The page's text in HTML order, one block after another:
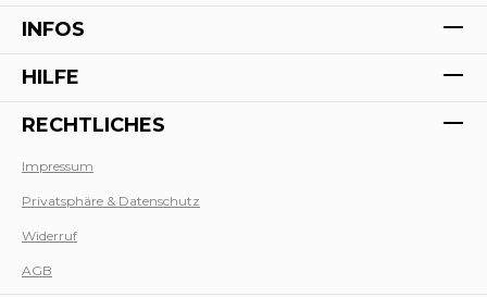
INFOS
HILFE
RECHTLICHES
Impressum
Privatsphäre & Datenschutz
Widerruf
AGB